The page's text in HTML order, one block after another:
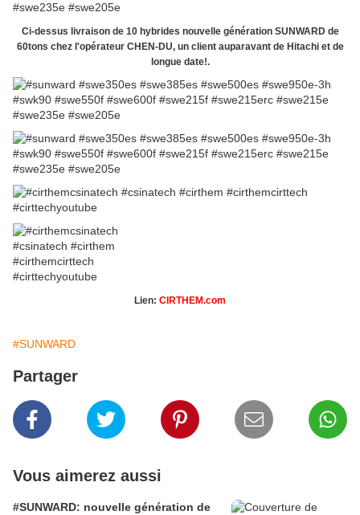
Ci-dessus livraison de 10 hybrides nouvelle génération SUNWARD de
60tons chez l'opérateur CHEN-DU, un client auparavant de Hitachi et de
longue date!.
Lien: CIRTHEM.com
#SUNWARD
Partager
Vous aimerez aussi
#SUNWARD: nouvelle génération de